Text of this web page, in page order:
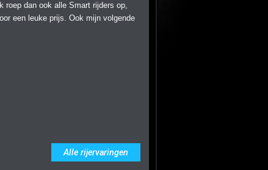
roep dan ook alle Smart rijders op,
een leuke prijs. Ook mijn volgende
Alle rijervaringen